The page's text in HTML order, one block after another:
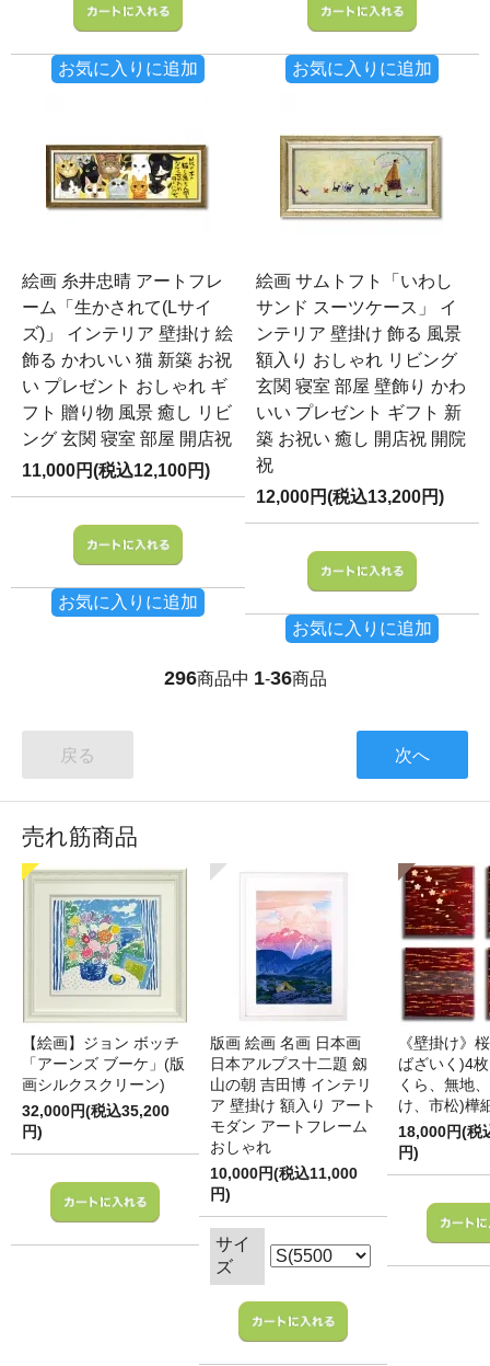
お気に入りに追加 お気に入りに追加
絵画 糸井忠晴 アートフレ
ーム「生かされて(Lサイ
ズ)」 インテリア 壁掛け 絵
飾る かわいい 猫 新築 お祝
い プレゼント おしゃれ ギ
フト 贈り物 風景 癒し リビ
ング 玄関 寝室 部屋 開店祝
11,000円(税込12,100円)
お気に入りに追加
絵画 サムトフト「いわし
サンド スーツケース」 イ
ンテリア 壁掛け 飾る 風景
額入り おしゃれ リビング
玄関 寝室 部屋 壁飾り かわ
いい プレゼント ギフト 新
築 お祝い 癒し 開店祝 開院
祝
12,000円(税込13,200円)
お気に入りに追加
296商品中 1-36商品
戻る 次へ
売れ筋商品
【絵画】ジョン ボッチ
「アーンズ ブーケ」(版
画シルクスクリーン)
32,000円(税込35,200
円)
版画 絵画 名画 日本画
日本アルプス十二題 劔
山の朝 吉田博 インテリ
ア 壁掛け 額入り アート
モダン アートフレーム
おしゃれ
10,000円(税込11,000
円)
サイ
ズ
《壁掛け》
ばざいく)4
くら、無地
け、市松)樺
18,000円(税
円)